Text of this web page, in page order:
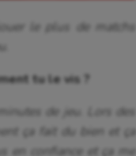
le plus de matchs
tu le vis ?
de jeu. Lors des
ça fait du bien et ça
en confiance et ça me